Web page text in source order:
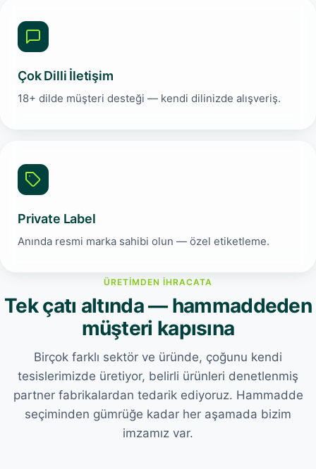
Çok Dilli İletişim
18+ dilde müşteri desteği — kendi dilinizde alışveriş.
Private Label
Anında resmi marka sahibi olun — özel etiketleme.
ÜRETIMDEN İHRACATA
Tek çatı altında — hammaddeden
müşteri kapısına
Birçok farklı sektör ve üründe, çoğunu kendi
tesislerimizde üretiyor, belirli ürünleri denetlenmiş
partner fabrikalardan tedarik ediyoruz. Hammadde
seçiminden gümrüğe kadar her aşamada bizim
imzamız var.